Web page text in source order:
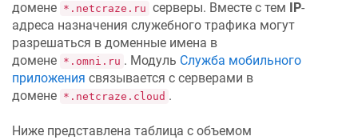
домене *.netcraze.ru серверы. Вместе с тем IP-
адреса назначения служебного трафика могут
разрешаться в доменные имена в
домене *.omni.ru . Модуль Служба мобильного
приложения связывается с серверами в
домене *.netcraze.cloud .
Ниже представлена таблица с объемом